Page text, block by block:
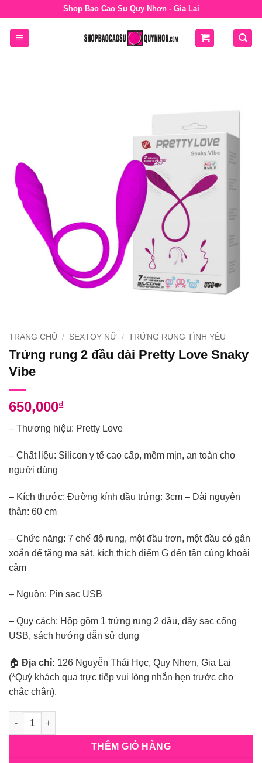
dung
Shop Bao Cao Su Quy Nhơn - Gia Lai
TRANG CHỦ / SEXTOY NỮ / TRỨNG RUNG TÌNH YÊU
Trứng rung 2 đầu dài Pretty Love Snaky
Vibe
650,000₫
– Thương hiệu: Pretty Love
– Chất liệu: Silicon y tế cao cấp, mềm mịn, an toàn cho
người dùng
– Kích thước: Đường kính đầu trứng: 3cm – Dài nguyên
thân: 60 cm
– Chức năng: 7 chế độ rung, một đầu trơn, một đầu có gân
xoắn để tăng ma sát, kích thích điểm G đến tận cùng khoái
cảm
– Nguồn: Pin sạc USB
– Quy cách: Hộp gồm 1 trứng rung 2 đầu, dây sạc cổng
USB, sách hướng dẫn sử dụng
🏠 Địa chỉ: 126 Nguyễn Thái Học, Quy Nhơn, Gia Lai
(*Quý khách qua trực tiếp vui lòng nhắn hẹn trước cho
chắc chắn).
Số lượng
THÊM GIỎ HÀNG